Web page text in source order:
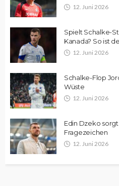
12. Juni 2026
Spielt Schalke-
Kanada? So ist
12. Juni 2026
Schalke-Flop
Wüste
12. Juni 2026
Edin Dzeko
Fragezeichen
12. Juni 2026